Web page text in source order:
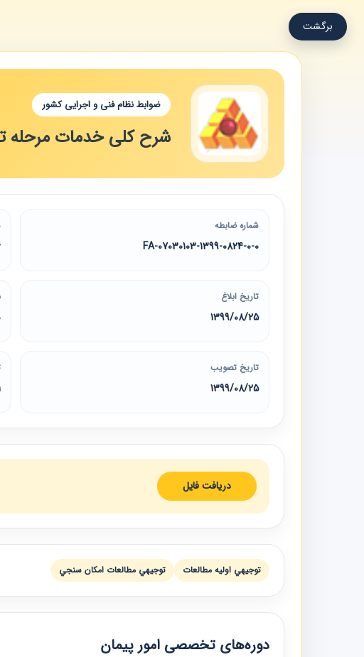
برگشت
ضوابط نظام فنی و اجرایی کشور
شرح کلی خدمات مرحله
شماره ضابطه
07030103-1399-0824-0-0-FA
تاریخ ابلاغ
1399/08/25
تاریخ تصویب
1399/08/25
دریافت فایل
توجيهي اوليه مطالعات توجيهي مطالعات امكان سنجي
دوره‌های تخصصی امور پیمان